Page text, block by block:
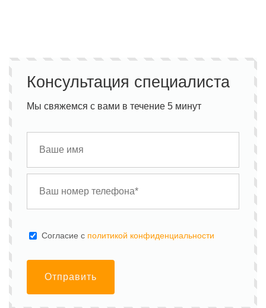
Консультация специалиста
Мы свяжемся с вами в течение 5 минут
Cогласие с политикой конфиденциальности
Отправить